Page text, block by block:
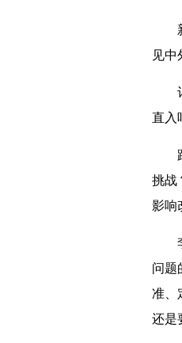
新
见中
记
直入
路
挑战
影响
李
问题
准、
还是